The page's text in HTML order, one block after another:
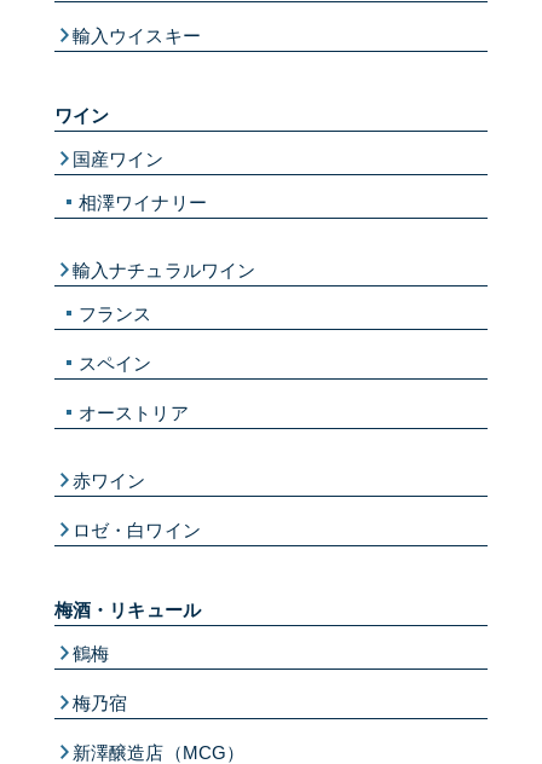
輸入ウイスキー
ワイン
国産ワイン
相澤ワイナリー
輸入ナチュラルワイン
フランス
スペイン
オーストリア
赤ワイン
ロゼ・白ワイン
梅酒・リキュール
鶴梅
梅乃宿
新澤醸造店（MCG）